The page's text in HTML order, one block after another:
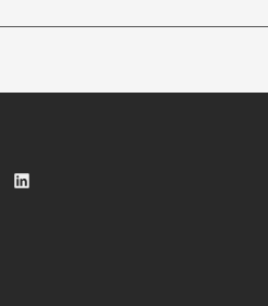
Instagram
auf TikTok
Sparkasse auf LinkedIn